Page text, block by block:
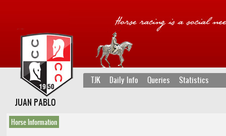
TJK Daily Info Queries Statistics
JUAN PABLO
Horse Information